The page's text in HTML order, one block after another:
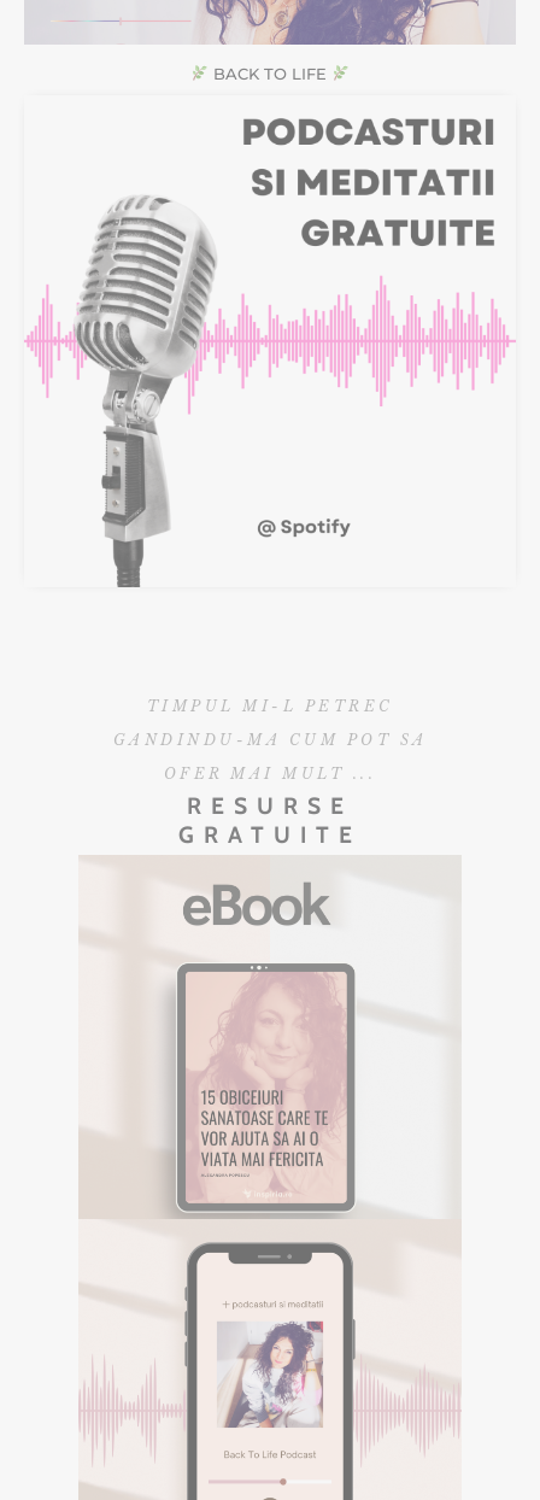
BACK TO LIFE
TIMPUL MI-L PETREC
GANDINDU-MA CUM POT SA
OFER MAI MULT ...
RESURSE
GRATUITE
E-BOOK GRATUIT
Descarca aici eBookul gratuit care sper sa te
inspire in Calatoria ta.
EBOOK GRATUIT
Descarca aici eBookul gratuit care sper
sa te inspire in Calatoria ta.
DESCOPERA
PODCASTURI SI
MEDITATII
Descopera podcasturile despre
spiritualitate si meditatiile din canalul